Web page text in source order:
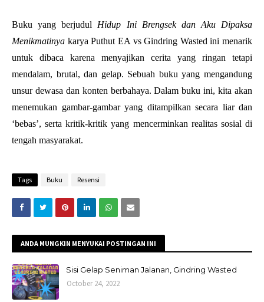
Buku yang berjudul Hidup Ini Brengsek dan Aku Dipaksa
Menikmatinya karya Puthut EA vs Gindring Wasted ini menarik
untuk dibaca karena menyajikan cerita yang ringan tetapi
mendalam, brutal, dan gelap. Sebuah buku yang mengandung
unsur dewasa dan konten berbahaya. Dalam buku ini, kita akan
menemukan gambar-gambar yang ditampilkan secara liar dan
‘bebas’, serta kritik-kritik yang mencerminkan realitas sosial di
tengah masyarakat.
Tags Buku Resensi
ANDA MUNGKIN MENYUKAI POSTINGAN INI
Sisi Gelap Seniman Jalanan, Gindring Wasted
October 24, 2022